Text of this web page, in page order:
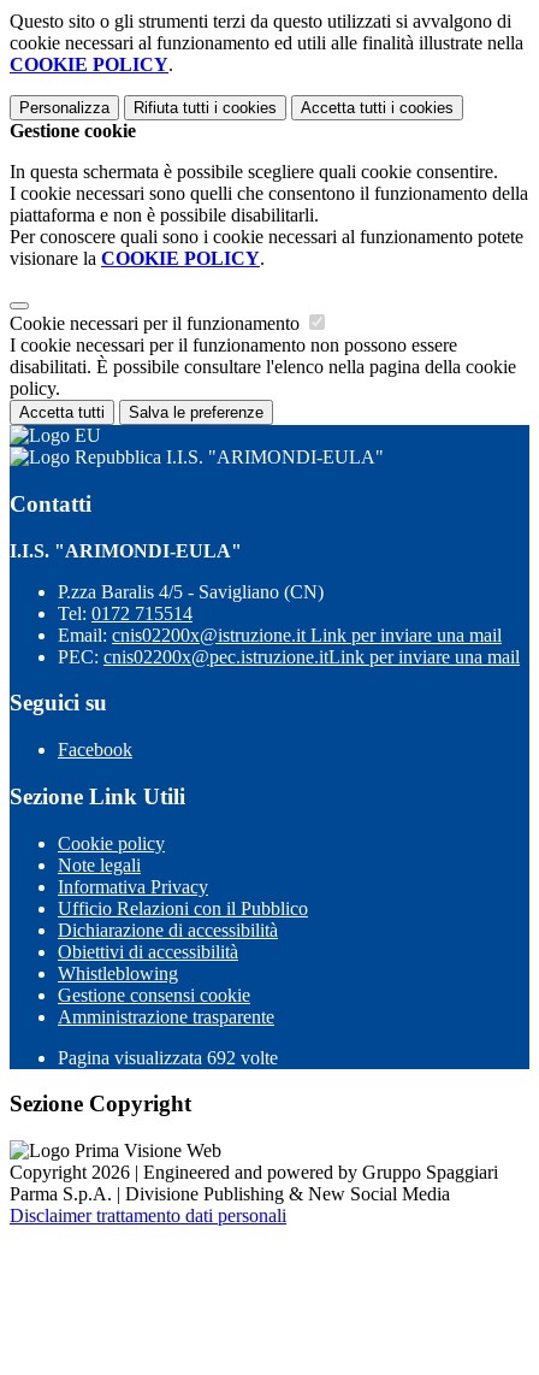
Questo sito o gli strumenti terzi da questo utilizzati si avvalgono di
cookie necessari al funzionamento ed utili alle finalità illustrate nella
COOKIE POLICY.
Personalizza Rifiuta tutti i cookies Accetta tutti i cookies
Gestione cookie
In questa schermata è possibile scegliere quali cookie consentire.
I cookie necessari sono quelli che consentono il funzionamento della
piattaforma e non è possibile disabilitarli.
Per conoscere quali sono i cookie necessari al funzionamento potete
visionare la COOKIE POLICY.
Cookie necessari per il funzionamento
I cookie necessari per il funzionamento non possono essere
disabilitati. È possibile consultare l'elenco nella pagina della cookie
policy.
Accetta tutti Salva le preferenze
I.I.S. "ARIMONDI-EULA"
Contatti
I.I.S. "ARIMONDI-EULA"
P.zza Baralis 4/5 - Savigliano (CN)
Tel: 0172 715514
Email: cnis02200x@istruzione.it Link per inviare una mail
PEC: cnis02200x@pec.istruzione.itLink per inviare una mail
Seguici su
Facebook
Sezione Link Utili
Cookie policy
Note legali
Informativa Privacy
Ufficio Relazioni con il Pubblico
Dichiarazione di accessibilità
Obiettivi di accessibilità
Whistleblowing
Gestione consensi cookie
Amministrazione trasparente
Pagina visualizzata 692 volte
Sezione Copyright
Copyright 2026 | Engineered and powered by Gruppo Spaggiari
Parma S.p.A. | Divisione Publishing & New Social Media
Disclaimer trattamento dati personali